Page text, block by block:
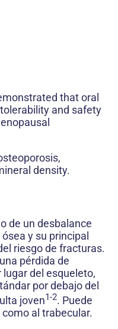
that oral
and safety
density.
de un desbalance
y su principal
riesgo de fracturas.
pérdida de
del esqueleto,
por debajo del
joven1-2. Puede
al trabecular.